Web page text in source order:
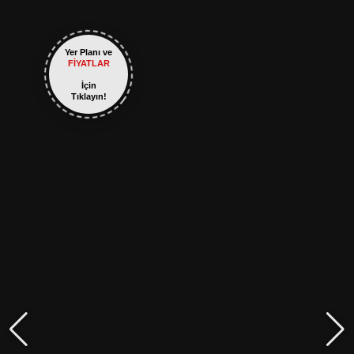
Yer Planı ve
FİYATLAR
İçin
Tıklayın!